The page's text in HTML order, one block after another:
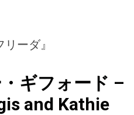
ーダ』
ギフォード –
and Kathie